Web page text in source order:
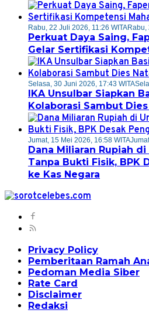
Rabu, 22 Juli 2026, 11:26 WITARabu,
Perkuat Daya Saing,
Gelar Sertifikasi
Selasa, 30 Juni 2026, 17:43 WITA
IKA Unsulbar Siapkan
Kolaborasi Sambut
Jumat, 15 Mei 2026, 16:58 WITA
Dana Miliaran Rupiah
Tanpa Bukti Fisik, BPK
ke Kas Negara
Privacy Policy
Pemberitaan Ramah
Pedoman Media Siber
Rate Card
Disclaimer
Redaksi